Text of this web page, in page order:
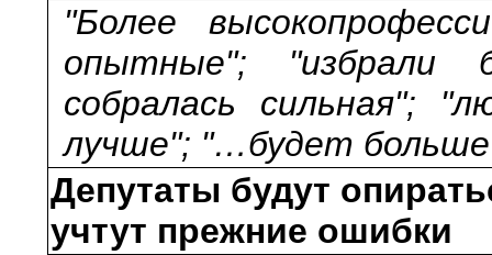
"Более
опытные"; "избрали
собралась сильная";
лучше"; "…будет больше
Депутаты будут
учтут прежние ошибки